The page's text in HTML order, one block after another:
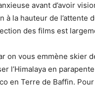
avant d’avoir
à la hauteur de l’attente
des films est
on vous emmène skier
l’Himalaya en
en Terre de Baffin.